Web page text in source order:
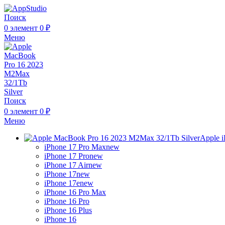
Поиск
0 элемент 0 ₽
Меню
Поиск
0 элемент 0 ₽
Меню
Apple
iPhone 17 Pro Maxnew
iPhone 17 Pronew
iPhone 17 Airnew
iPhone 17new
iPhone 17enew
iPhone 16 Pro Max
iPhone 16 Pro
iPhone 16 Plus
iPhone 16